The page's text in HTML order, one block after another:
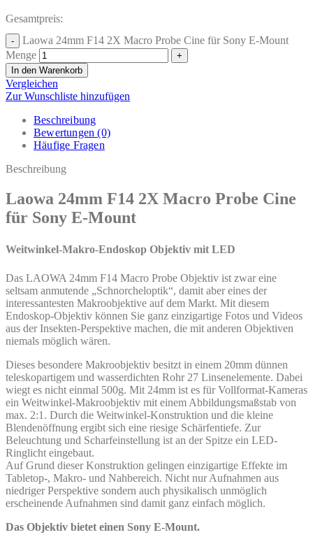
Gesamtpreis:
Laowa 24mm F14 2X Macro Probe Cine für Sony E-Mount
Menge
In den Warenkorb
Vergleichen
Zur Wunschliste hinzufügen
Beschreibung
Bewertungen (0)
Häufige Fragen
Beschreibung
Laowa 24mm F14 2X Macro Probe Cine
für Sony E-Mount
Weitwinkel-Makro-Endoskop Objektiv mit LED
Das LAOWA 24mm F14 Macro Probe Objektiv ist zwar eine
seltsam anmutende „Schnorcheloptik“, damit aber eines der
interessantesten Makroobjektive auf dem Markt. Mit diesem
Endoskop-Objektiv können Sie ganz einzigartige Fotos und Videos
aus der Insekten-Perspektive machen, die mit anderen Objektiven
niemals möglich wären.
Dieses besondere Makroobjektiv besitzt in einem 20mm dünnen
teleskopartigem und wasserdichten Rohr 27 Linsenelemente. Dabei
wiegt es nicht einmal 500g. Mit 24mm ist es für Vollformat-Kameras
ein Weitwinkel-Makroobjektiv mit einem Abbildungsmaßstab von
max. 2:1. Durch die Weitwinkel-Konstruktion und die kleine
Blendenöffnung ergibt sich eine riesige Schärfentiefe. Zur
Beleuchtung und Scharfeinstellung ist an der Spitze ein LED-
Ringlicht eingebaut.
Auf Grund dieser Konstruktion gelingen einzigartige Effekte im
Tabletop-, Makro- und Nahbereich. Nicht nur Aufnahmen aus
niedriger Perspektive sondern auch physikalisch unmöglich
erscheinende Aufnahmen sind damit ganz einfach möglich.
Das Objektiv bietet einen Sony E-Mount.